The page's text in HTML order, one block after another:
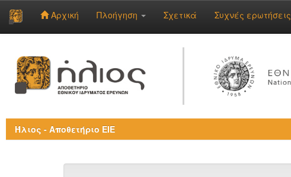
navigation
Αρχική Πλοήγηση Σχετικά Συχνές ερωτήσεις
Ήλιος - Αποθετήριο ΕΙΕ